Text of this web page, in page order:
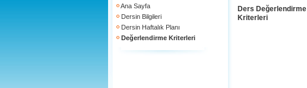
Ana Sayfa
Dersin Bilgileri
Dersin Haftalık Planı
Değerlendirme Kriterleri
Ders Değerlendirme
Kriterleri